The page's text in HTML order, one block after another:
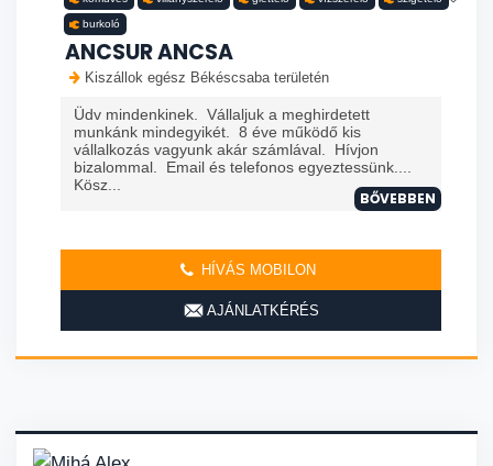
burkoló
ANCSUR ANCSA
Kiszállok egész Békéscsaba területén
Üdv mindenkinek. Vállaljuk a meghirdetett
munkánk mindegyikét. 8 éve működő kis
vállalkozás vagyunk akár számlával. Hívjon
bizalommal. Email és telefonos egyeztessünk....
Kösz...
BŐVEBBEN
HÍVÁS MOBILON
AJÁNLATKÉRÉS